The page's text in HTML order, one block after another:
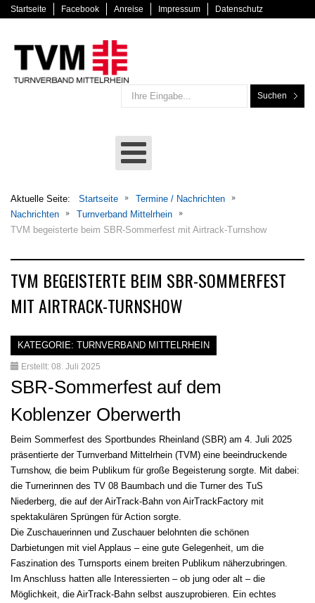
Startseite Facebook Anreise Impressum Datenschutz
Suchen
Aktuelle Seite: Startseite
Termine / Nachrichten
Nachrichten
Turnverband Mittelrhein
TVM begeisterte beim SBR-Sommerfest mit Airtrack-Turnshow
TVM BEGEISTERTE BEIM SBR-SOMMERFEST
MIT AIRTRACK-TURNSHOW
KATEGORIE: TURNVERBAND MITTELRHEIN
Erstellt: 08. Juli 2025
SBR-Sommerfest auf dem
Koblenzer Oberwerth
Beim Sommerfest des Sportbundes Rheinland (SBR) am 4. Juli 2025
präsentierte der Turnverband Mittelrhein (TVM) eine beeindruckende
Turnshow, die beim Publikum für große Begeisterung sorgte. Mit dabei:
die Turnerinnen des TV 08 Baumbach und die Turner des TuS
Niederberg, die auf der AirTrack-Bahn von AirTrackFactory mit
spektakulären Sprüngen für Action sorgte.
Die Zuschauerinnen und Zuschauer belohnten die schönen
Darbietungen mit viel Applaus – eine gute Gelegenheit, um die
Faszination des Turnsports einem breiten Publikum näherzubringen.
Im Anschluss hatten alle Interessierten – ob jung oder alt – die
Möglichkeit, die AirTrack-Bahn selbst auszuprobieren. Ein echtes